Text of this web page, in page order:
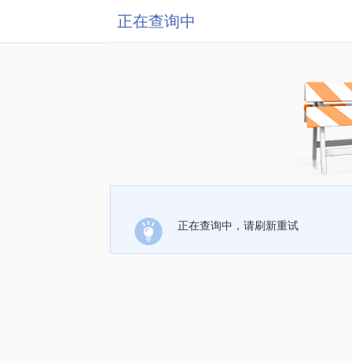
正在查询中
正在查询中，请刷新重试